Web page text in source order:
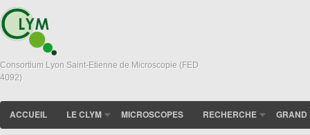
Consortium Lyon Saint-Etienne de Microscopie (FED
4092)
ACCUEIL LE CLYM MICROSCOPES RECHERCHE GRAND